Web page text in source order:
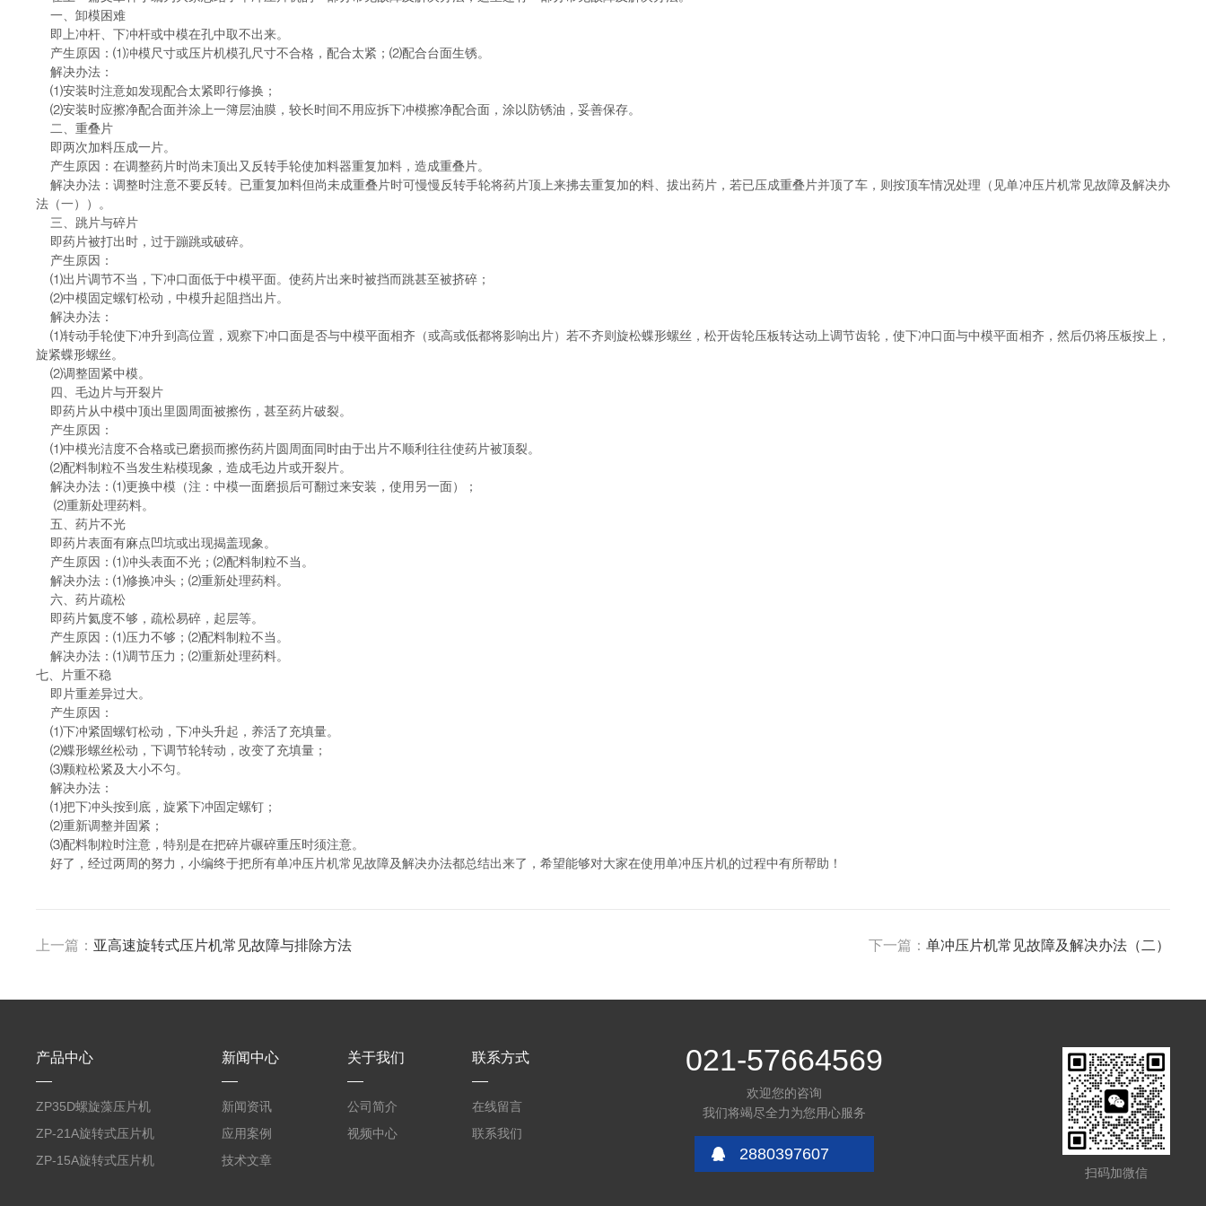
一、卸模困难
即上冲杆、下冲杆或中模在孔中取不出来。
产生原因：⑴冲模尺寸或压片机模孔尺寸不合格，配合太紧；⑵配合台面生锈。
解决办法：
⑴安装时注意如发现配合太紧即行修换；
⑵安装时应擦净配合面并涂上一簿层油膜，较长时间不用应拆下冲模擦净配合面，涂以防锈油，妥善保存。
二、重叠片
即两次加料压成一片。
产生原因：在调整药片时尚未顶出又反转手轮使加料器重复加料，造成重叠片。
解决办法：调整时注意不要反转。已重复加料但尚未成重叠片时可慢慢反转手轮将药片顶上来拂去重复加的料、拔出药片，若已压成重叠片并顶了车，则按顶车情况处理（见单冲压片机常见故障及解决办
法（一））。
三、跳片与碎片
即药片被打出时，过于蹦跳或破碎。
产生原因：
⑴出片调节不当，下冲口面低于中模平面。使药片出来时被挡而跳甚至被挤碎；
⑵中模固定螺钉松动，中模升起阻挡出片。
解决办法：
⑴转动手轮使下冲升到高位置，观察下冲口面是否与中模平面相齐（或高或低都将影响出片）若不齐则旋松蝶形螺丝，松开齿轮压板转达动上调节齿轮，使下冲口面与中模平面相齐，然后仍将压板按上，
旋紧蝶形螺丝。
⑵调整固紧中模。
四、毛边片与开裂片
即药片从中模中顶出里圆周面被擦伤，甚至药片破裂。
产生原因：
⑴中模光洁度不合格或已磨损而擦伤药片圆周面同时由于出片不顺利往往使药片被顶裂。
⑵配料制粒不当发生粘模现象，造成毛边片或开裂片。
解决办法：⑴更换中模（注：中模一面磨损后可翻过来安装，使用另一面）；
⑵重新处理药料。
五、药片不光
即药片表面有麻点凹坑或出现揭盖现象。
产生原因：⑴冲头表面不光；⑵配料制粒不当。
解决办法：⑴修换冲头；⑵重新处理药料。
六、药片疏松
即药片氦度不够，疏松易碎，起层等。
产生原因：⑴压力不够；⑵配料制粒不当。
解决办法：⑴调节压力；⑵重新处理药料。
七、片重不稳
即片重差异过大。
产生原因：
⑴下冲紧固螺钉松动，下冲头升起，养活了充填量。
⑵蝶形螺丝松动，下调节轮转动，改变了充填量；
⑶颗粒松紧及大小不匀。
解决办法：
⑴把下冲头按到底，旋紧下冲固定螺钉；
⑵重新调整并固紧；
⑶配料制粒时注意，特别是在把碎片碾碎重压时须注意。
好了，经过两周的努力，小编终于把所有单冲压片机常见故障及解决办法都总结出来了，希望能够对大家在使用单冲压片机的过程中有所帮助！
上一篇： 亚高速旋转式压片机常见故障与排除方法 下一篇： 单冲压片机常见故障及解决办法（二）
产品中心
ZP35D螺旋藻压片机
ZP-21A旋转式压片机
ZP-15A旋转式压片机
新闻中心
新闻资讯
应用案例
技术文章
关于我们
公司简介
视频中心
联系方式
在线留言
联系我们
021-57664569
欢迎您的咨询
我们将竭尽全力为您用心服务
2880397607
扫码加微信